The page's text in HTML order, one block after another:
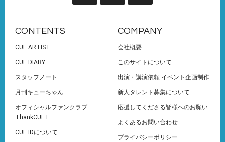
CONTENTS
CUE ARTIST
CUE DIARY
スタッフノート
月刊キューちゃん
オフィシャルファンクラブ
ThankCUE+
CUE IDについて
COMPANY
会社概要
このサイトについて
出演・講演依頼 イベント企画制作
新人タレント募集について
応援してくださる皆様へのお願い
よくあるお問い合わせ
プライバシーポリシー